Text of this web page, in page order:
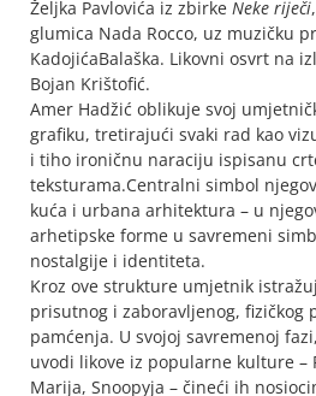
Željka Pavlovića iz zbirke Neke riječi
glumica Nada Rocco, uz muzičku
KadojićaBalaška. Likovni osvrt na
Bojan Krištofić.
Amer Hadžić oblikuje svoj
grafiku, tretirajući svaki rad kao
i tiho ironičnu naraciju ispisanu
teksturama.Centralni simbol
kuća i urbana arhitektura – u
arhetipske forme u savremeni
nostalgije i identiteta.
Kroz ove strukture umjetnik
prisutnog i zaboravljenog, fizičkog
pamćenja. U svojoj savremenoj
uvodi likove iz popularne kulture –
Marija, Snoopyja – čineći ih